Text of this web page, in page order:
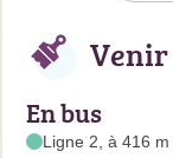
En bus
Ligne 2, à 416 m